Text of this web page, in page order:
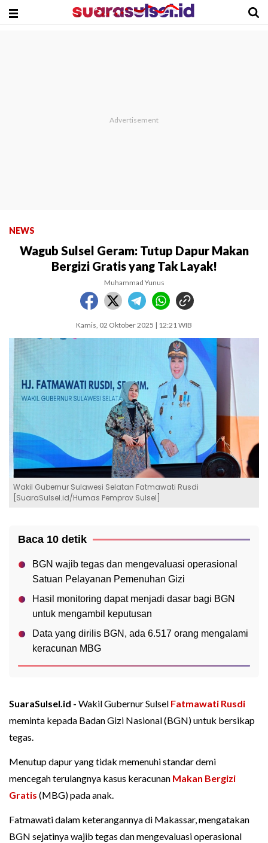
NEWS
Wagub Sulsel Geram: Tutup Dapur Makan
Bergizi Gratis yang Tak Layak!
Muhammad Yunus
Kamis, 02 Oktober 2025 | 12:21 WIB
Wakil Gubernur Sulawesi Selatan Fatmawati Rusdi
[SuaraSulsel.id/Humas Pemprov Sulsel]
Baca 10 detik
BGN wajib tegas dan mengevaluasi operasional
Satuan Pelayanan Pemenuhan Gizi
Hasil monitoring dapat menjadi dasar bagi BGN
untuk mengambil keputusan
Data yang dirilis BGN, ada 6.517 orang mengalami
keracunan MBG
SuaraSulsel.id - Wakil Gubernur Sulsel Fatmawati Rusdi
meminta kepada Badan Gizi Nasional (BGN) untuk bersikap
tegas.
Menutup dapur yang tidak memenuhi standar demi
mencegah terulangnya kasus keracunan Makan Bergizi
Gratis (MBG) pada anak.
Fatmawati dalam keterangannya di Makassar, mengatakan
BGN sejatinya wajib tegas dan mengevaluasi operasional